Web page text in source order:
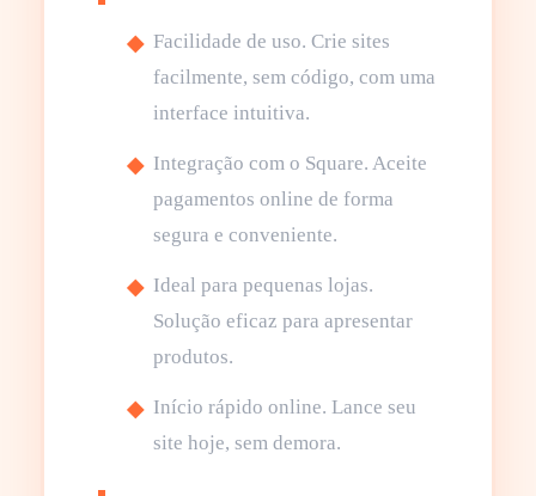
Facilidade de uso. Crie sites
facilmente, sem código, com uma
interface intuitiva.
Integração com o Square. Aceite
pagamentos online de forma
segura e conveniente.
Ideal para pequenas lojas.
Solução eficaz para apresentar
produtos.
Início rápido online. Lance seu
site hoje, sem demora.